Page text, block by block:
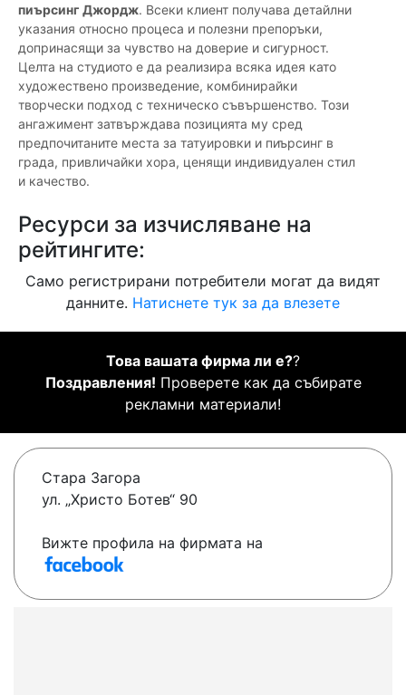
пиърсинг Джордж. Всеки клиент получава детайлни
указания относно процеса и полезни препоръки,
допринасящи за чувство на доверие и сигурност.
Целта на студиото е да реализира всяка идея като
художествено произведение, комбинирайки
творчески подход с техническо съвършенство. Този
ангажимент затвърждава позицията му сред
предпочитаните места за татуировки и пиърсинг в
града, привличайки хора, ценящи индивидуален стил
и качество.
Ресурси за изчисляване на
рейтингите:
Само регистрирани потребители могат да видят
данните. Натиснете тук за да влезете
Това вашата фирма ли е??
Поздравления! Проверете как да събирате
рекламни материали!
Стара Загора
ул. „Христо Ботев“ 90
Вижте профила на фирмата на